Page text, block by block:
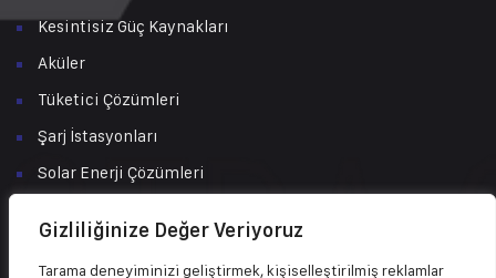
Gizliliğinize Değer Veriyoruz
Tarama deneyiminizi geliştirmek, kişiselleştirilmiş reklamlar
Kesintisiz Güç Kaynakları
Aküler
Tüketici Çözümleri
Şarj İstasyonları
Solar Enerji Çözümleri